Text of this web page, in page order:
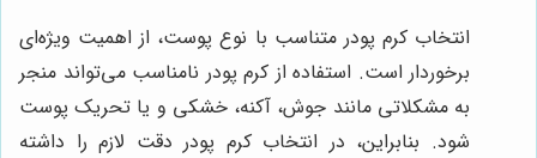
انتخاب کرم پودر متناسب با نوع پوست، از اهمیت ویژه‌ای
برخوردار است. استفاده از کرم پودر نامناسب می‌تواند منجر
به مشکلاتی مانند جوش، آکنه، خشکی و یا تحریک پوست
شود. بنابراین، در انتخاب کرم پودر دقت لازم را داشته